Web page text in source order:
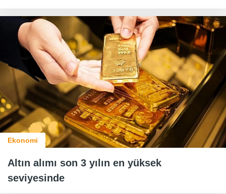
Ekonomi
Altın alımı son 3 yılın en yüksek
seviyesinde